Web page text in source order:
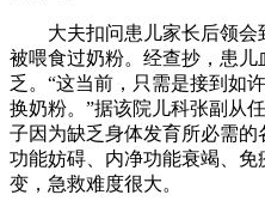
大夫扣问患儿家长后领会
被喂食过奶粉。经查抄，患
乏。“这当前，只需是接到如
换奶粉。”据该院儿科张副从
子因为缺乏身体发育所必需
功能妨碍、内净功能衰竭、
变，急救难度很大。